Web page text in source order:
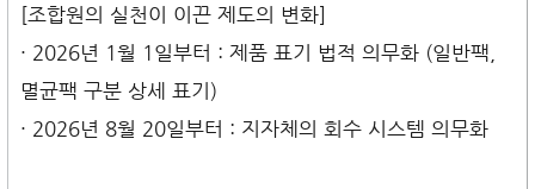
[조합원의 실천이 이끈 제도의 변화]
· 2026년 1월 1일부터 : 제품 표기 법적 의무화 (일반팩,
멸균팩 구분 상세 표기)
· 2026년 8월 20일부터 : 지자체의 회수 시스템 의무화